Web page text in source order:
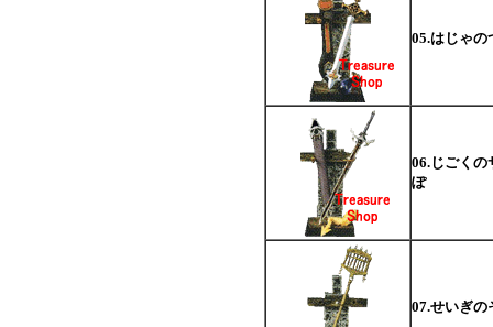
05.はじゃの
06.じごくの
ぽ
07.せいぎの